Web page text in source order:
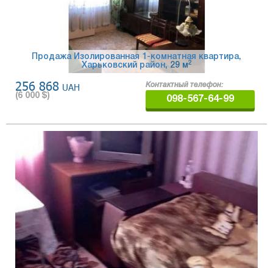
Продажа Изолированная 1-комнатная квартира,
Харьковский район , 29 м 2
256 868 UAH
(6 000 $)
Контактный телефон:
098-567-64-99